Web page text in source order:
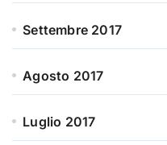
Settembre 2017
Agosto 2017
Luglio 2017